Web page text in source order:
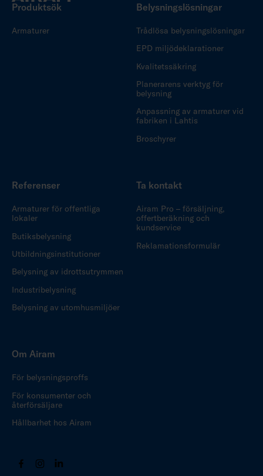
Produktsök
Armaturer
Belysningslösningar
Trådlösa belysningslösningar
EPD miljödeklarationer
Kvalitetssäkring
Planerarens verktyg för
belysning
Anpassning av armaturer vid
fabriken i Lahtis
Broschyrer
Referenser
Armaturer för offentliga
lokaler
Butiksbelysning
Utbildningsinstitutioner
Belysning av idrottsutrymmen
Industribelysning
Belysning av utomhusmiljöer
Ta kontakt
Airam Pro – försäljning,
offertberäkning och
kundservice
Reklamationsformulär
Om Airam
För belysningsproffs
För konsumenter och
återförsäljare
Hållbarhet hos Airam